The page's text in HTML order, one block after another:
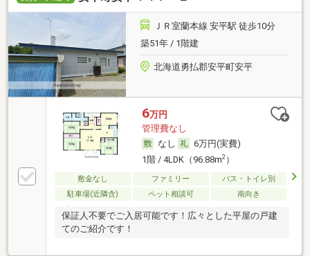
ＪＲ室蘭本線 安平駅 徒歩10分
築51年 / 1階建
北海道勇払郡安平町安平
6万円
管理費なし
なし
6万円(実費)
1階 / 4LDK（96.88m2）
敷金なし ファミリー
バス・トイレ別
駐車場(近隣含)
ペット相談可 南向き
保証人不要でご入居可能です！広々とした平屋の戸建
てのご紹介です！